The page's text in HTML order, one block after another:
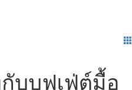
บบุฟเฟ่ต์มื้อ